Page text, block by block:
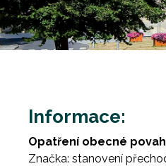
Informace:
Opatření obecné
Značka: stanovení